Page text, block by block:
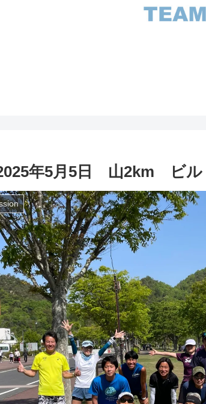
年5月5日 山2km ビル